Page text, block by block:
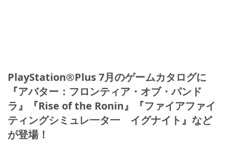
PlayStation®Plus 7月のゲームカタログに
『アバター：フロンティア・オブ・パンド
ラ』『Rise of the Ronin』『ファイアファイ
ティングシミュレ一タ一 イグナイト』など
が登場！